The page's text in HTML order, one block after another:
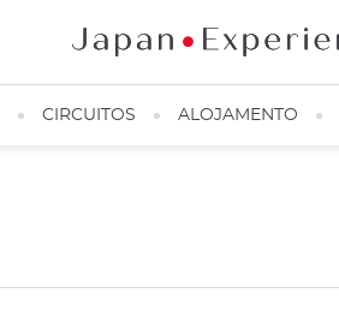
CIRCUITOS ALOJAMENTO